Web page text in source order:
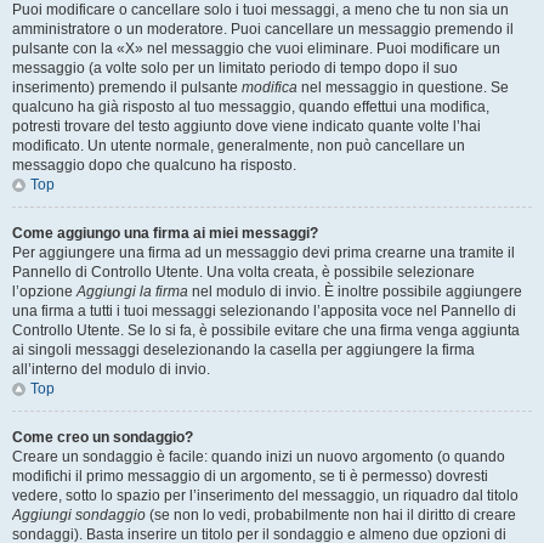
Puoi modificare o cancellare solo i tuoi messaggi, a meno che tu non sia un
amministratore o un moderatore. Puoi cancellare un messaggio premendo il
pulsante con la «X» nel messaggio che vuoi eliminare. Puoi modificare un
messaggio (a volte solo per un limitato periodo di tempo dopo il suo
inserimento) premendo il pulsante modifica nel messaggio in questione. Se
qualcuno ha già risposto al tuo messaggio, quando effettui una modifica,
potresti trovare del testo aggiunto dove viene indicato quante volte l’hai
modificato. Un utente normale, generalmente, non può cancellare un
messaggio dopo che qualcuno ha risposto.
Top
Come aggiungo una firma ai miei messaggi?
Per aggiungere una firma ad un messaggio devi prima crearne una tramite il
Pannello di Controllo Utente. Una volta creata, è possibile selezionare
l’opzioneAggiungi la firma nel modulo di invio. È inoltre possibile aggiungere
una firma a tutti i tuoi messaggi selezionando l’apposita voce nel Pannello di
Controllo Utente. Se lo si fa, è possibile evitare che una firma venga aggiunta
ai singoli messaggi deselezionando la casella per aggiungere la firma
all’interno del modulo di invio.
Top
Come creo un sondaggio?
Creare un sondaggio è facile: quando inizi un nuovo argomento (o quando
modifichi il primo messaggio di un argomento, se ti è permesso) dovresti
vedere, sotto lo spazio per l’inserimento del messaggio, un riquadro dal titolo
Aggiungi sondaggio (se non lo vedi, probabilmente non hai il diritto di creare
sondaggi). Basta inserire un titolo per il sondaggio e almeno due opzioni di